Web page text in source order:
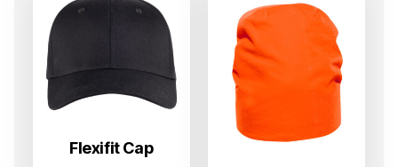
Flexifit Cap